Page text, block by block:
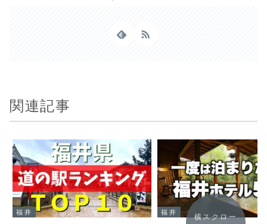
関連記事
福井 福井
横スクロー